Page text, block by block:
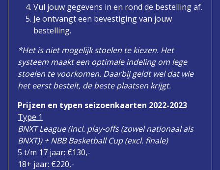
Vul jouw gegevens in en rond de bestelling af.
Je ontvangt een bevestiging van jouw
bestelling.
*Het is niet mogelijk stoelen te kiezen. Het
systeem maakt een optimale indeling om lege
stoelen te voorkomen. Daarbij geldt wel dat wie
het eerst bestelt, de beste plaatsen krijgt.
Prijzen en typen seizoenkaarten 2022-2023
Type 1
BNXT League (incl. play-offs (zowel nationaal als
BNXT)) + NBB Basketball Cup (excl. finale)
5 t/m 17 jaar: €130,-
18+ jaar: €220,-